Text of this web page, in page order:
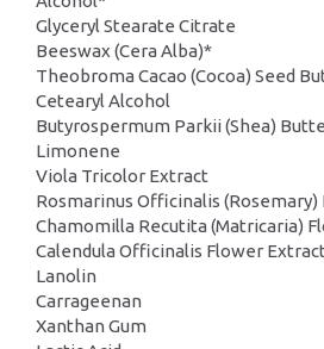
Glyceryl Stearate Citrate
Beeswax (Cera Alba)*
Theobroma Cacao (Cocoa) Seed
Cetearyl Alcohol
Butyrospermum Parkii (Shea)
Limonene
Viola Tricolor Extract
Rosmarinus Officinalis
Chamomilla Recutita (Matricaria)
Calendula Officinalis Flower
Lanolin
Carrageenan
Xanthan Gum